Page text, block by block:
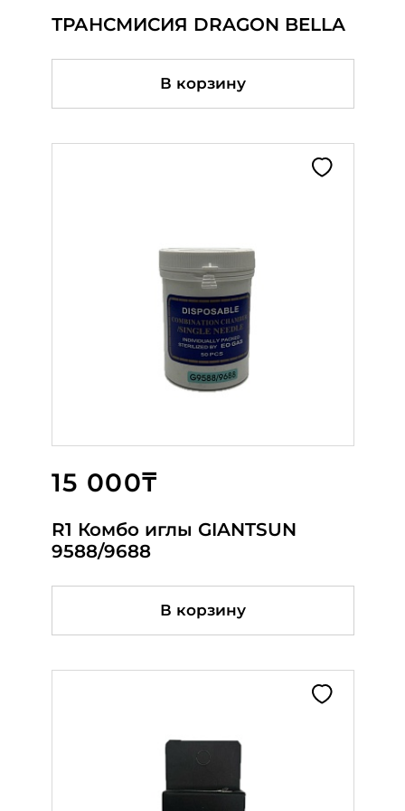
ТРАНСМИСИЯ DRAGON BELLA
В корзину
линейка в рулоне
В корзину
Колпачки R1 BELLA
В корзину
15 000₸
R1 Комбо иглы GIANTSUN
9588/9688
В корзину
2 070₸
ТРАНСМИСИЯ GS-9740, G-8650
GIANTSUN
В корзину
3 450₸
Заменитель педали
В корзину